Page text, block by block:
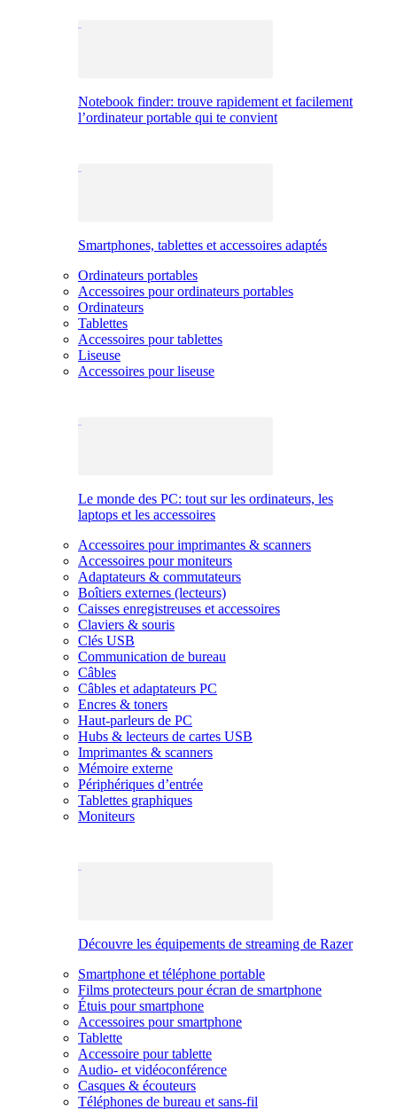
Notebook finder: trouve rapidement et facilement
l’ordinateur portable qui te convient
Smartphones, tablettes et accessoires adaptés
Ordinateurs portables
Accessoires pour ordinateurs portables
Ordinateurs
Tablettes
Accessoires pour tablettes
Liseuse
Accessoires pour liseuse
Le monde des PC: tout sur les ordinateurs, les
laptops et les accessoires
Accessoires pour imprimantes & scanners
Accessoires pour moniteurs
Adaptateurs & commutateurs
Boîtiers externes (lecteurs)
Caisses enregistreuses et accessoires
Claviers & souris
Clés USB
Communication de bureau
Câbles
Câbles et adaptateurs PC
Encres & toners
Haut-parleurs de PC
Hubs & lecteurs de cartes USB
Imprimantes & scanners
Mémoire externe
Périphériques d’entrée
Tablettes graphiques
Moniteurs
Découvre les équipements de streaming de Razer
Smartphone et téléphone portable
Films protecteurs pour écran de smartphone
Étuis pour smartphone
Accessoires pour smartphone
Tablette
Accessoire pour tablette
Audio- et vidéoconférence
Casques & écouteurs
Téléphones de bureau et sans-fil